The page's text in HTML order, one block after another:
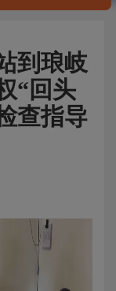
到琅岐
“回头
查指导